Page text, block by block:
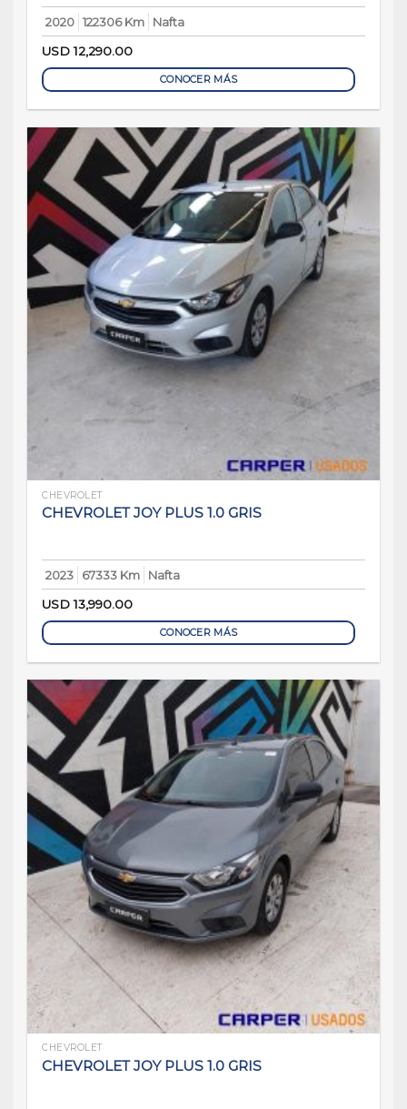
2020 122306 Km
Nafta
USD12,290.00
CONOCER MÁS
CHEVROLET
CHEVROLET JOY PLUS 1.0 GRIS
2023 67333 Km
Nafta
USD13,990.00
CONOCER MÁS
CHEVROLET
CHEVROLET JOY PLUS 1.0 GRIS